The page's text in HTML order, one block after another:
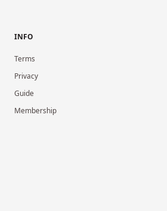
INFO
Terms
Privacy
Guide
Membership